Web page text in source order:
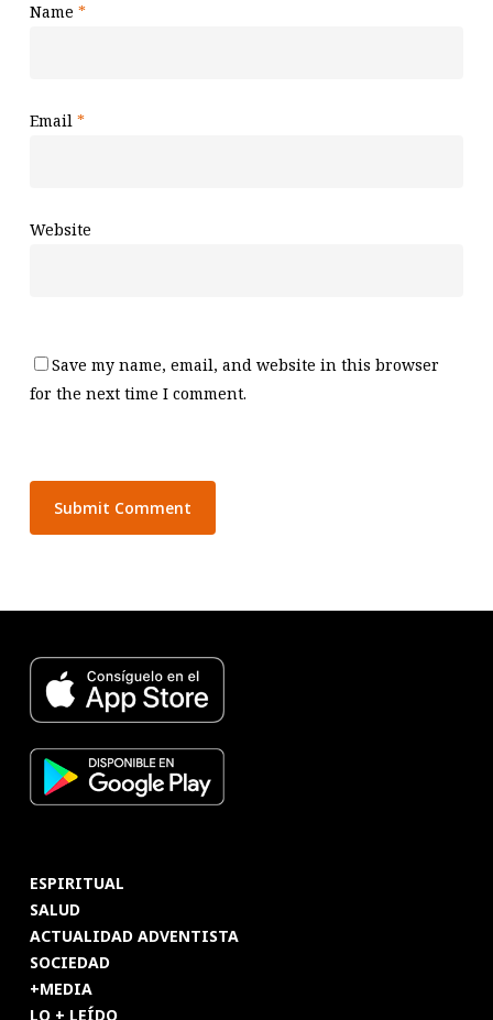
Name *
Email *
Website
Save my name, email, and website in this browser
for the next time I comment.
ESPIRITUAL
SALUD
ACTUALIDAD ADVENTISTA
SOCIEDAD
+MEDIA
LO + LEÍDO